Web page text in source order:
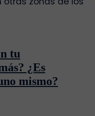
tu
¿Es
mismo?